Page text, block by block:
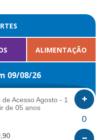
ALIMENTAÇÃO
09/08/26
Acesso Agosto - 1
de 05 anos
0